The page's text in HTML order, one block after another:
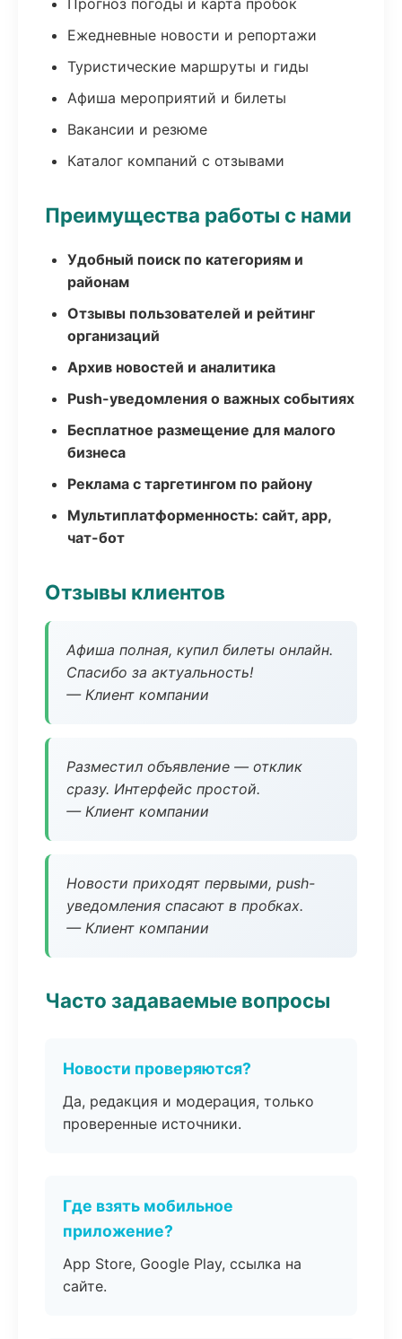
Прогноз погоды и карта пробок
Ежедневные новости и репортажи
Туристические маршруты и гиды
Афиша мероприятий и билеты
Вакансии и резюме
Каталог компаний с отзывами
Преимущества работы с нами
Удобный поиск по категориям и
районам
Отзывы пользователей и рейтинг
организаций
Архив новостей и аналитика
Push-уведомления о важных событиях
Бесплатное размещение для малого
бизнеса
Реклама с таргетингом по району
Мультиплатформенность: сайт, app,
чат-бот
Отзывы клиентов
Афиша полная, купил билеты онлайн.
Спасибо за актуальность!
— Клиент компании
Разместил объявление — отклик
сразу. Интерфейс простой.
— Клиент компании
Новости приходят первыми, push-
уведомления спасают в пробках.
— Клиент компании
Часто задаваемые вопросы
Новости проверяются?
Да, редакция и модерация, только
проверенные источники.
Где взять мобильное
приложение?
App Store, Google Play, ссылка на
сайте.